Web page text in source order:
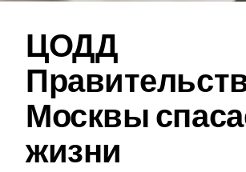
ЦОДД
Москвы
жизни